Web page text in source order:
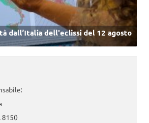
dall’Italia dell'eclissi del 12 agosto
8150